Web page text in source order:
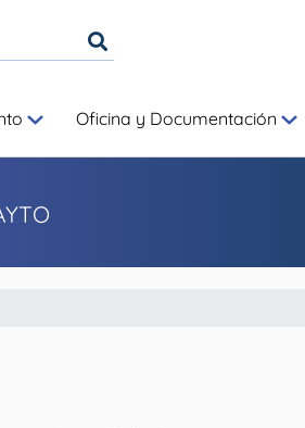
Oficina y Documentación